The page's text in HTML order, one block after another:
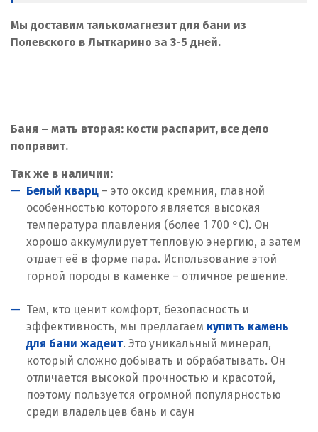
Мы доставим талькомагнезит для бани из
Полевского в Лыткарино за 3-5 дней.
Баня – мать вторая: кости распарит, все дело
поправит.
Так же в наличии:
Белый кварц – это оксид кремния, главной
особенностью которого является высокая
температура плавления (более 1 700 °C). Он
хорошо аккумулирует тепловую энергию, а затем
отдает её в форме пара. Использование этой
горной породы в каменке – отличное решение.
Тем, кто ценит комфорт, безопасность и
эффективность, мы предлагаем купить камень
для бани жадеит. Это уникальный минерал,
который сложно добывать и обрабатывать. Он
отличается высокой прочностью и красотой,
поэтому пользуется огромной популярностью
среди владельцев бань и саун